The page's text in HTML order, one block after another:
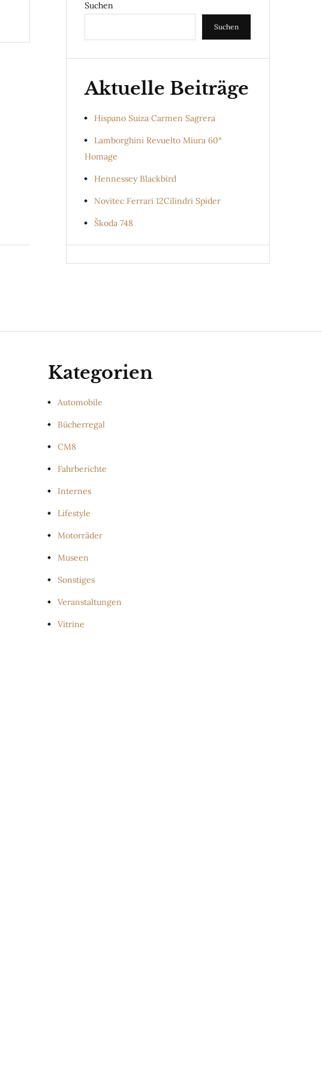
Suchen
Suchen
Aktuelle Beiträge
Hispano Suiza Carmen Sagrera
Lamborghini Revuelto Miura 60°
Homage
Hennessey Blackbird
Novitec Ferrari 12Cilindri Spider
Škoda 748
Kategorien
Automobile
Bücherregal
CM8
Fahrberichte
Internes
Lifestyle
Motorräder
Museen
Sonstiges
Veranstaltungen
Vitrine